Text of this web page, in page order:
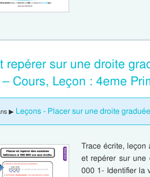
repérer sur une droite
Cours, Leçon : 4eme
▶ Leçons - Placer sur une droite
Trace écrite, leçon
et repérer sur une
000 1- Identifier la